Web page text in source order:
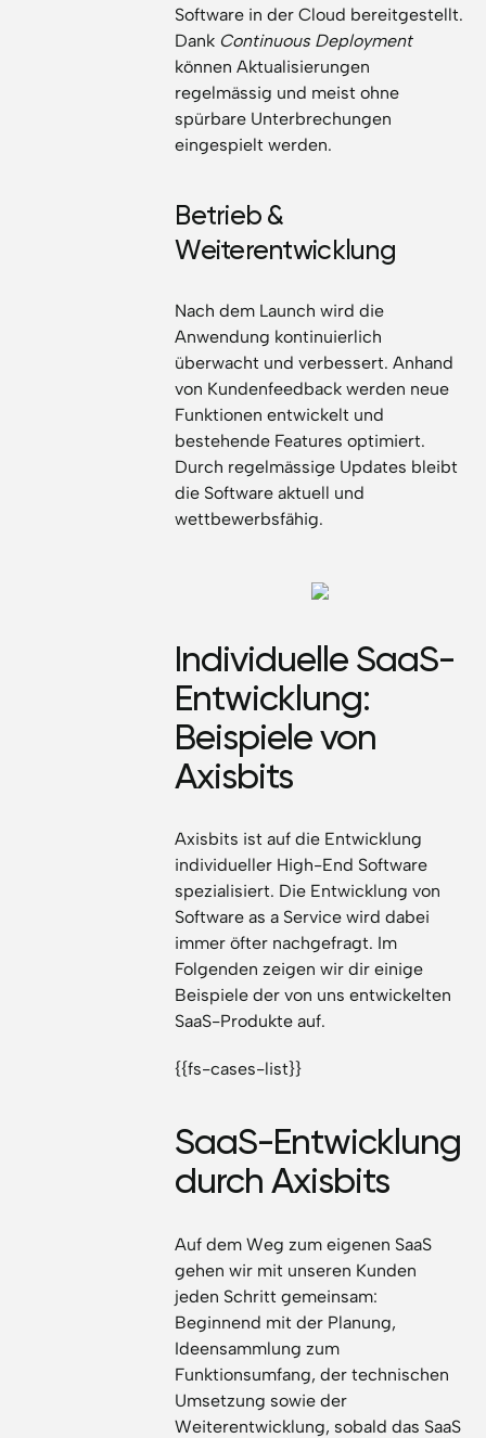
Software in der Cloud bereitgestellt.
Dank Continuous Deployment
können Aktualisierungen
regelmässig und meist ohne
spürbare Unterbrechungen
eingespielt werden.
Betrieb &
Weiterentwicklung
Nach dem Launch wird die
Anwendung kontinuierlich
überwacht und verbessert. Anhand
von Kundenfeedback werden neue
Funktionen entwickelt und
bestehende Features optimiert.
Durch regelmässige Updates bleibt
die Software aktuell und
wettbewerbsfähig.
Individuelle SaaS-
Entwicklung:
Beispiele von
Axisbits
Axisbits ist auf die Entwicklung
individueller High-End Software
spezialisiert. Die Entwicklung von
Software as a Service wird dabei
immer öfter nachgefragt. Im
Folgenden zeigen wir dir einige
Beispiele der von uns entwickelten
SaaS-Produkte auf.
{{fs-cases-list}}
SaaS-Entwicklung
durch Axisbits
Auf dem Weg zum eigenen SaaS
gehen wir mit unseren Kunden
jeden Schritt gemeinsam:
Beginnend mit der Planung,
Ideensammlung zum
Funktionsumfang, der technischen
Umsetzung sowie der
Weiterentwicklung, sobald das SaaS